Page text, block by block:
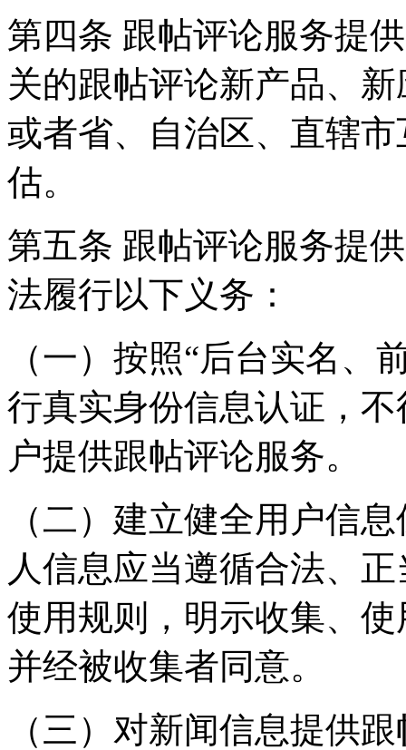
第四条 跟帖评论服务提
关的跟帖评论新产品、
或者省、自治区、直辖
估。
第五条 跟帖评论服务提
法履行以下义务：
（一）按照“后台实名、
行真实身份信息认证，
户提供跟帖评论服务。
（二）建立健全用户信
人信息应当遵循合法、
使用规则，明示收集、
并经被收集者同意。
（三）对新闻信息提供